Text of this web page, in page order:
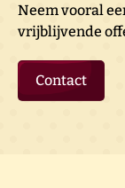
Neem vooral
vrijblijvende
Contact